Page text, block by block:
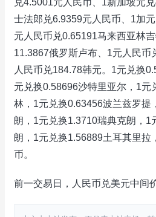
兑4.5001元人民币、1新加坡元
士法郎兑6.9359元人民币、1加
元人民币兑0.65191马来西亚林
11.3867俄罗斯卢布、1元人民币
人民币兑184.78韩元。1元兑换
元兑换0.58696沙特里亚尔，1元
林，1元兑换0.63456波兰兹罗提
朗，1元兑换1.3710瑞典克朗，1
朗，1元兑换1.56889土耳其里拉
币。
前一交易日，人民币兑美元中间